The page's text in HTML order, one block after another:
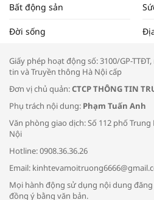
Tọa đàm
Bác sĩ tư
đường hô
Bất động sản
Đời sống
Giấy phép hoạt động số: 3100/GP-
tin và Truyền thông Hà Nội cấp
Đơn vị chủ quản:CTCP THÔNG TIN
Phụ trách nội dung: Phạm Tuấn Anh
Văn phòng giao dịch: Số 112 phố Trung
Nội
Hotline: 0908.36.36.26
Email:
Mọi hành động sử dụng nội dung
đồng ý bằng văn bản.